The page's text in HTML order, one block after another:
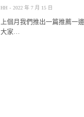
HH 2022 年 7 月 15 日
上個月我們推出一篇推薦一
大家…